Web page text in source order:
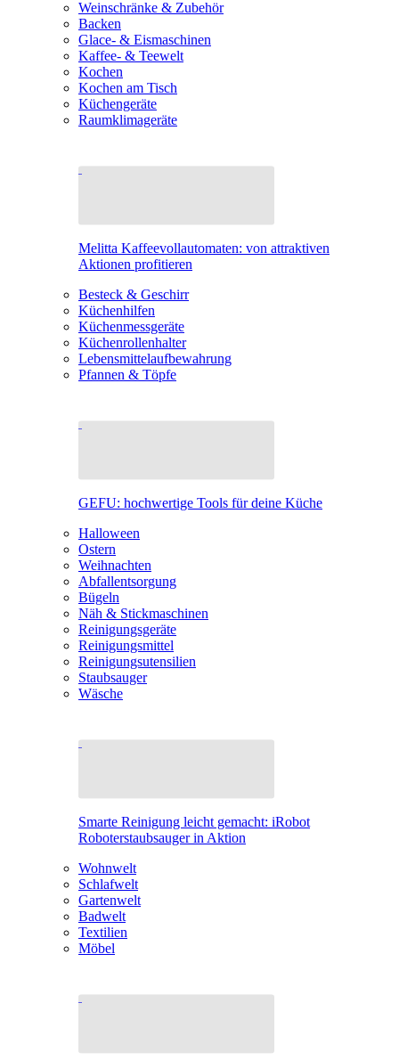
Weinschränke & Zubehör
Backen
Glace- & Eismaschinen
Kaffee- & Teewelt
Kochen
Kochen am Tisch
Küchengeräte
Raumklimageräte
Melitta Kaffeevollautomaten: von attraktiven
Aktionen profitieren
Besteck & Geschirr
Küchenhilfen
Küchenmessgeräte
Küchenrollenhalter
Lebensmittelaufbewahrung
Pfannen & Töpfe
GEFU: hochwertige Tools für deine Küche
Halloween
Ostern
Weihnachten
Abfallentsorgung
Bügeln
Näh & Stickmaschinen
Reinigungsgeräte
Reinigungsmittel
Reinigungsutensilien
Staubsauger
Wäsche
Smarte Reinigung leicht gemacht: iRobot
Roboterstaubsauger in Aktion
Wohnwelt
Schlafwelt
Gartenwelt
Badwelt
Textilien
Möbel